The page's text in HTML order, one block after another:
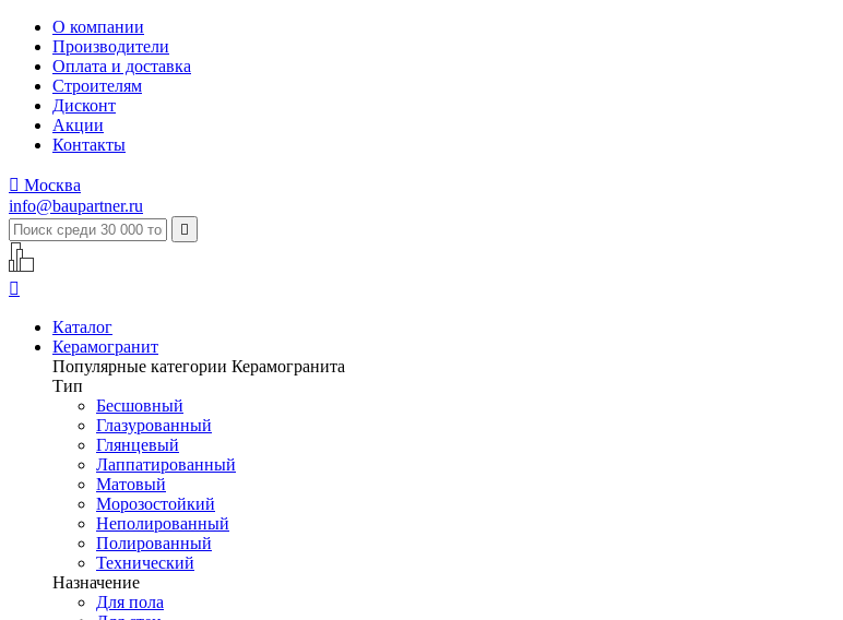
О компании
Производители
Оплата и доставка
Строителям
Дисконт
Акции
Контакты
 Москва
info@baupartner.ru


Каталог
Керамогранит
Популярные категории Керамогранита
Тип
Бесшовный
Глазурованный
Глянцевый
Лаппатированный
Матовый
Морозостойкий
Неполированный
Полированный
Технический
Назначение
Для пола